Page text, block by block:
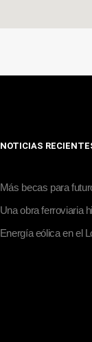
NOTICIAS
Más becas para
Una obra ferroviaria
Energía eólica en el